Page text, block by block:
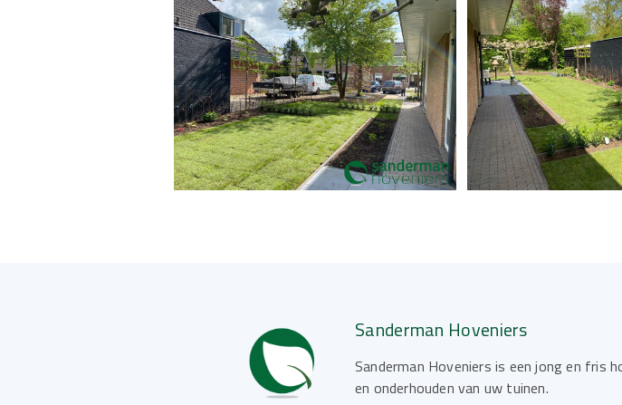
Sanderman Hoveniers
Sanderman Hoveniers is een jong en fris
en onderhouden van uw tuinen.